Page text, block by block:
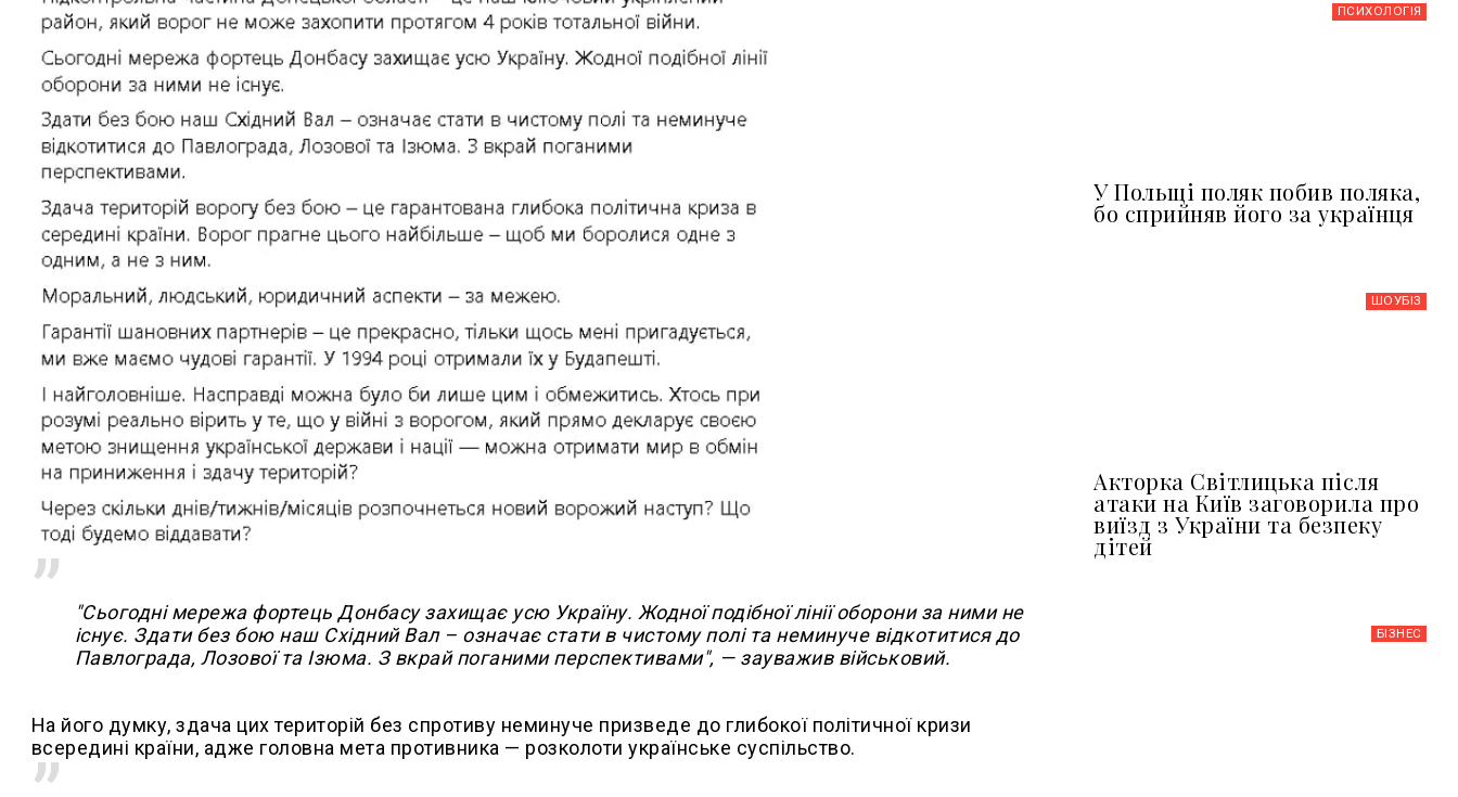
"Сьогодні мережа фортець Донбасу захищає усю Україну. Жодної подібної лінії оборони за ними не
існує. Здати без бою наш Східний Вал – означає стати в чистому полі та неминуче відкотитися до
Павлограда, Лозової та Ізюма. З вкрай поганими перспективами", — зауважив військовий.
На його думку, здача цих територій без спротиву неминуче призведе до глибокої політичної кризи
всередині країни, адже головна мета противника — розколоти українське суспільство.
ПСИХОЛОГІЯ
У Польщі поляк побив поляка,
бо сприйняв його за українця
ШОУБIЗ
Акторка Світлицька після
атаки на Київ заговорила про
виїзд з України та безпеку
дітей
БІЗНЕС